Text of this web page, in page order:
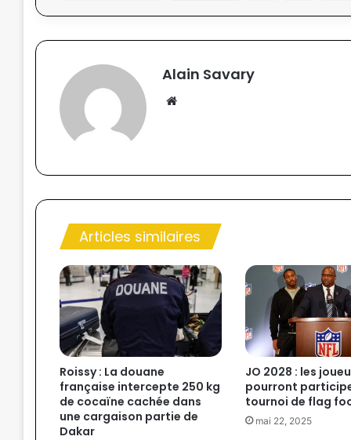
Alain Savary
Articles similaires
Roissy : La douane
française intercepte 250 kg
de cocaïne cachée dans
une cargaison partie de
Dakar
JO 2028 : les
pourront
tournoi de flag
mai 22, 2025